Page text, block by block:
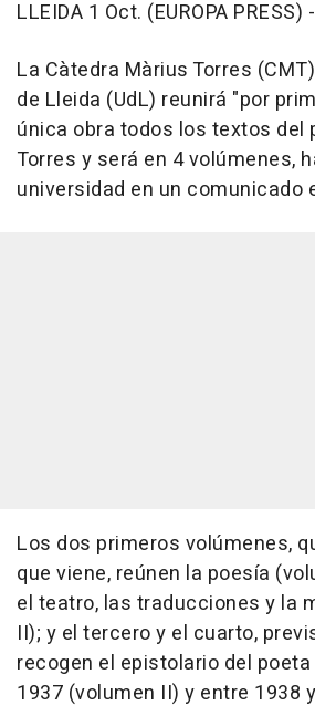
LLEIDA 1 Oct. (EUROPA PRESS) -
La Càtedra Màrius Torres
de Lleida (UdL) reunirá "por
única obra todos los textos del
Torres y será en 4 volúmenes,
universidad en un comunicado
Los dos primeros volúmenes,
que viene, reúnen la poesía
el teatro, las traducciones y la
II); y el tercero y el cuarto,
recogen el epistolario del
1937 (volumen II) y entre 1938